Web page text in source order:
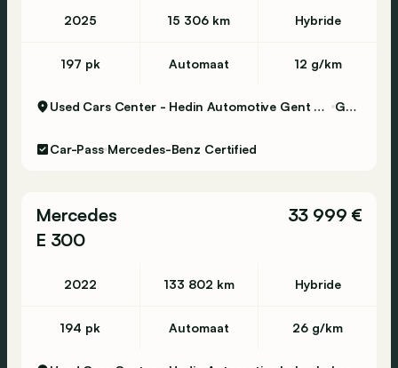
2025 15 306 km Hybride
197 pk Automaat 12 g/km
Used Cars Center - Hedin Automotive Gent Certified Gent
Car-Pass Mercedes-Benz Certified
Mercedes
E 300
33 999 €
2022 133 802 km Hybride
194 pk Automaat 26 g/km